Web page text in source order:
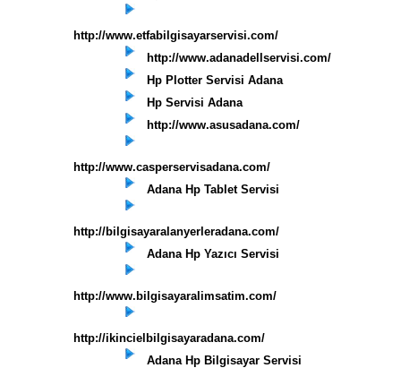
http://www.etfabilgisayarservisi.com/
http://www.adanadellservisi.com/
Hp Plotter Servisi Adana
Hp Servisi Adana
http://www.asusadana.com/
http://www.casperservisadana.com/
Adana Hp Tablet Servisi
http://bilgisayaralanyerleradana.com/
Adana Hp Yazıcı Servisi
http://www.bilgisayaralimsatim.com/
http://ikincielbilgisayaradana.com/
Adana Hp Bilgisayar Servisi